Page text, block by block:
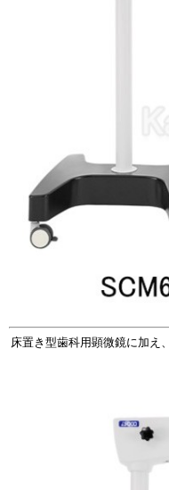
床置き型歯科用顕微鏡に加え